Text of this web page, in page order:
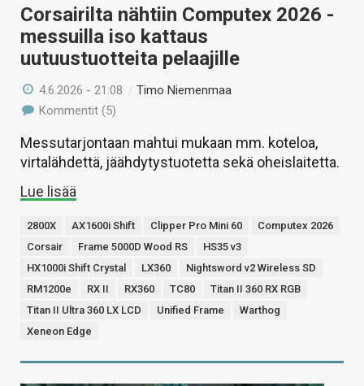
Corsairilta nähtiin Computex 2026 -
messuilla iso kattaus
uutuustuotteita pelaajille
4.6.2026 - 21:08 /Timo Niemenmaa
Kommentit (5)
Messutarjontaan mahtui mukaan mm. koteloa,
virtalähdettä, jäähdytystuotetta sekä oheislaitetta.
Lue lisää
2800X AX1600i Shift Clipper Pro Mini 60
Computex 2026
Corsair
Frame 5000D Wood RS
HS35 v3
HX1000i Shift Crystal
LX360
Nightsword v2 Wireless SD
RM1200e
RX II RX360 TC80
Titan II 360 RX RGB
Titan II Ultra 360 LX LCD
Unified Frame
Warthog
Xeneon Edge